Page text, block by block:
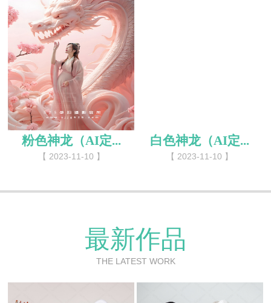
粉色神龙（AI定...
【 2023-11-10 】
白色神龙（AI定...
【 2023-11-10 】
最新作品
THE LATEST WORK